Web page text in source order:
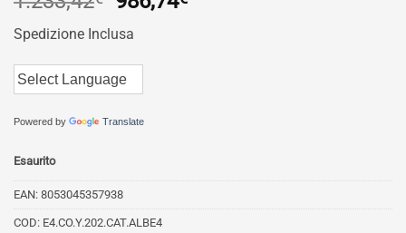
originale
era:
1.233,42€.
Spedizione Inclusa
Powered by Translate
Esaurito
EAN: 8053045357938
COD: E4.CO.Y.202.CAT.ALBE4